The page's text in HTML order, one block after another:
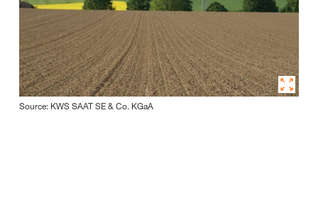
Source: KWS SAAT SE & Co. KGaA